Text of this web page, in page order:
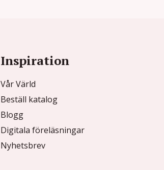
Inspiration
Vår Värld
Beställ katalog
Blogg
Digitala föreläsningar
Nyhetsbrev